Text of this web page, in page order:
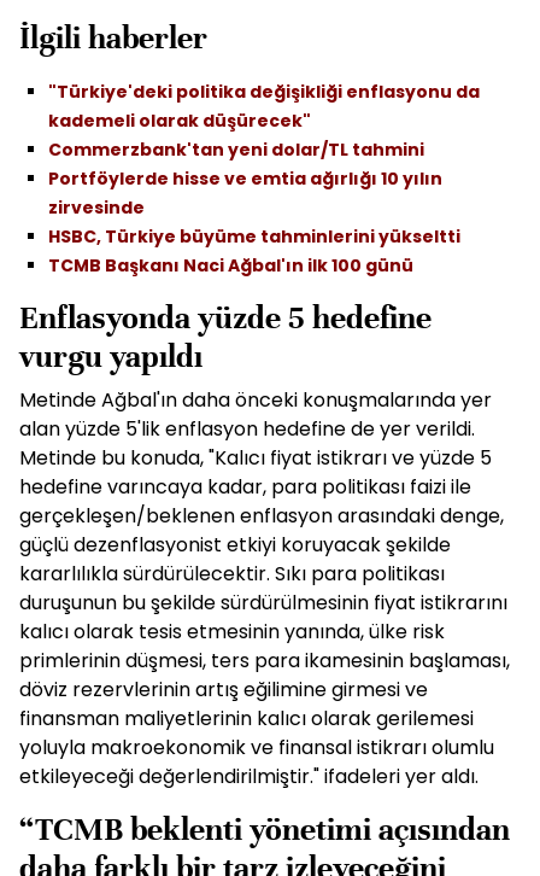
İlgili haberler
"Türkiye'deki politika değişikliği enflasyonu da
kademeli olarak düşürecek"
Commerzbank'tan yeni dolar/TL tahmini
Portföylerde hisse ve emtia ağırlığı 10 yılın
zirvesinde
HSBC, Türkiye büyüme tahminlerini yükseltti
TCMB Başkanı Naci Ağbal'ın ilk 100 günü
Enflasyonda yüzde 5 hedefine
vurgu yapıldı
Metinde Ağbal'ın daha önceki konuşmalarında yer
alan yüzde 5'lik enflasyon hedefine de yer verildi.
Metinde bu konuda, "Kalıcı fiyat istikrarı ve yüzde 5
hedefine varıncaya kadar, para politikası faizi ile
gerçekleşen/beklenen enflasyon arasındaki denge,
güçlü dezenflasyonist etkiyi koruyacak şekilde
kararlılıkla sürdürülecektir. Sıkı para politikası
duruşunun bu şekilde sürdürülmesinin fiyat istikrarını
kalıcı olarak tesis etmesinin yanında, ülke risk
primlerinin düşmesi, ters para ikamesinin başlaması,
döviz rezervlerinin artış eğilimine girmesi ve
finansman maliyetlerinin kalıcı olarak gerilemesi
yoluyla makroekonomik ve finansal istikrarı olumlu
etkileyeceği değerlendirilmiştir." ifadeleri yer aldı.
“TCMB beklenti yönetimi açısından